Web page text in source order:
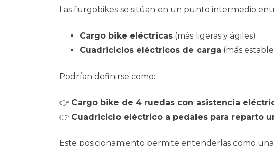
Las furgobikes se sitúan en un punto intermedio
Cargo bike eléctricas (más ligeras y ágiles)
Cuadriciclos eléctricos de carga (más
Podrían definirse como:
👉 Cargo bike de 4 ruedas con asistencia
👉 Cuadriciclo eléctrico a pedales para reparto
Este posicionamiento permite entenderlas como